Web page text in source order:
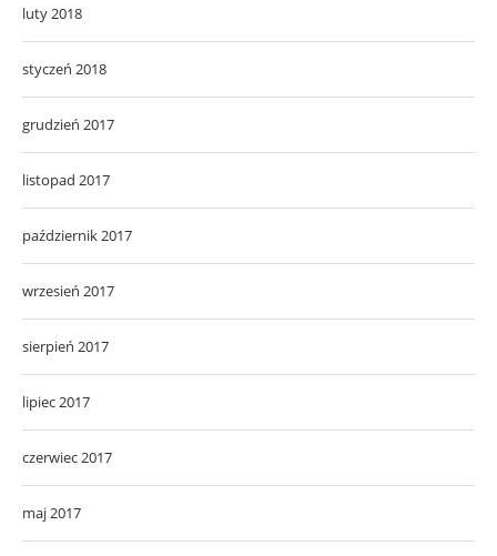
luty 2018
styczeń 2018
grudzień 2017
listopad 2017
październik 2017
wrzesień 2017
sierpień 2017
lipiec 2017
czerwiec 2017
maj 2017